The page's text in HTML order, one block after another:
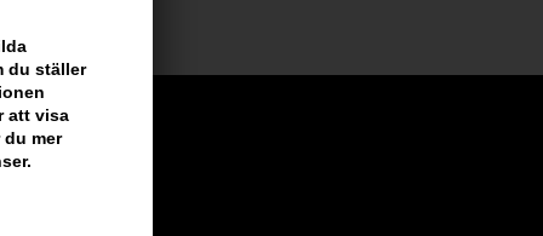
du ställer
att visa
mer